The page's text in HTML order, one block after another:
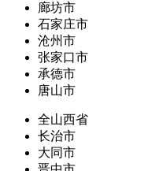
廊坊市
石家庄市
沧州市
张家口市
承德市
唐山市
全山西省
长治市
大同市